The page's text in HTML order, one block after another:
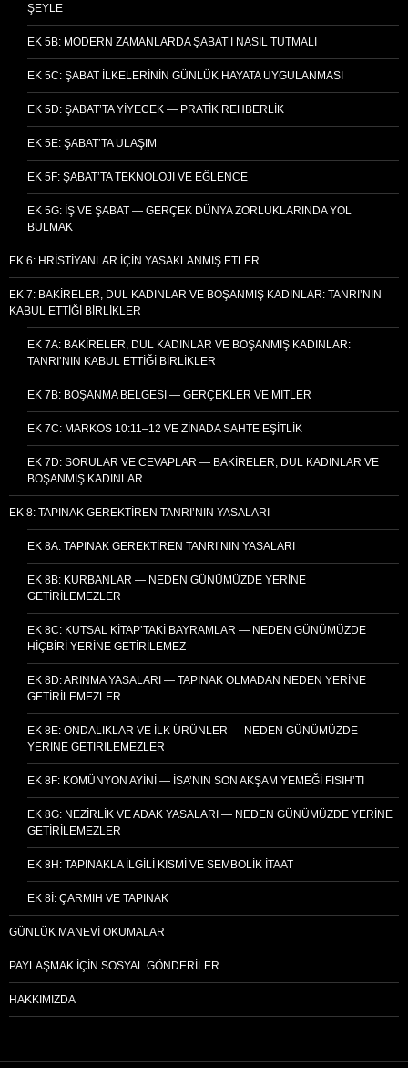
ŞEYLE
EK 5B: MODERN ZAMANLARDA ŞABAT’I NASIL TUTMALI
EK 5C: ŞABAT İLKELERININ GÜNLÜK HAYATA UYGULANMASI
EK 5D: ŞABAT’TA YIYECEK — PRATIK REHBERLIK
EK 5E: ŞABAT’TA ULAŞIM
EK 5F: ŞABAT’TA TEKNOLOJI VE EĞLENCE
EK 5G: İŞ VE ŞABAT — GERÇEK DÜNYA ZORLUKLARINDA YOL
BULMAK
EK 6: HRISTIYANLAR İÇIN YASAKLANMIŞ ETLER
EK 7: BAKIRELER, DUL KADINLAR VE BOŞANMIŞ KADINLAR: TANRI’NIN
KABUL ETTIĞI BIRLIKLER
EK 7A: BAKIRELER, DUL KADINLAR VE BOŞANMIŞ KADINLAR:
TANRI’NIN KABUL ETTIĞI BIRLIKLER
EK 7B: BOŞANMA BELGESI — GERÇEKLER VE MITLER
EK 7C: MARKOS 10:11–12 VE ZINADA SAHTE EŞITLIK
EK 7D: SORULAR VE CEVAPLAR — BAKIRELER, DUL KADINLAR VE
BOŞANMIŞ KADINLAR
EK 8: TAPINAK GEREKTIREN TANRI’NIN YASALARI
EK 8A: TAPINAK GEREKTIREN TANRI’NIN YASALARI
EK 8B: KURBANLAR — NEDEN GÜNÜMÜZDE YERINE
GETIRILEMEZLER
EK 8C: KUTSAL KITAP’TAKI BAYRAMLAR — NEDEN GÜNÜMÜZDE
HIÇBIRI YERINE GETIRILEMEZ
EK 8D: ARINMA YASALARI — TAPINAK OLMADAN NEDEN YERINE
GETIRILEMEZLER
EK 8E: ONDALIKLAR VE İLK ÜRÜNLER — NEDEN GÜNÜMÜZDE
YERINE GETIRILEMEZLER
EK 8F: KOMÜNYON AYINI — İSA’NIN SON AKŞAM YEMEĞI FISIH’TI
EK 8G: NEZIRLIK VE ADAK YASALARI — NEDEN GÜNÜMÜZDE YERINE
GETIRILEMEZLER
EK 8H: TAPINAKLA İLGILI KISMI VE SEMBOLIK İTAAT
EK 8I: ÇARMIH VE TAPINAK
GÜNLÜK MANEVI OKUMALAR
PAYLAŞMAK İÇIN SOSYAL GÖNDERILER
HAKKIMIZDA